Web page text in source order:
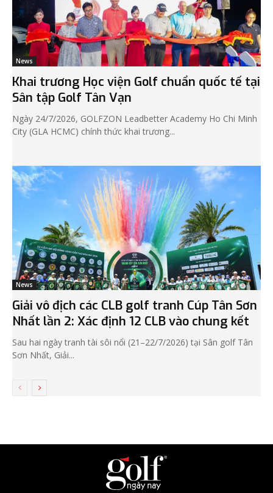
News
Khai trương Học viện Golf chuẩn quốc tế tại
Sân tập Golf Tân Vạn
Ngày 24/7/2026, GOLFZON Leadbetter Academy Ho Chi Minh
City (GLA HCMC) chính thức khai trương...
News
Giải vô địch các CLB golf tranh Cúp Tân Sơn
Nhất lần 2: Xác định 12 CLB vào chung kết
Sau hai ngày tranh tài sôi nổi (21–22/7/2026) tại Sân golf Tân
Sơn Nhất, Giải...